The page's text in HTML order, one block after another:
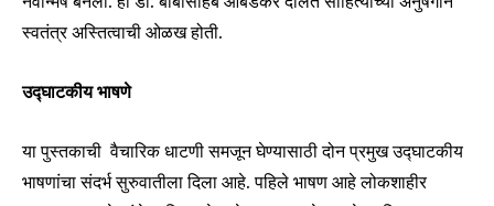
स्वतंत्र अस्तित्वाची ओळख होती.
उद्घाटकीय भाषणे
या पुस्तकाची वैचारिक धाटणी समजून घेण्यासाठी दोन प्रमुख उद्घाटकीय
भाषणांचा संदर्भ सुरुवातीला दिला आहे. पहिले भाषण आहे लोकशाहीर